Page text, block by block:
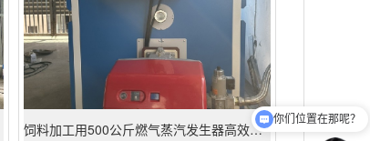
饲料加工用500公斤燃气蒸汽发生器高效应用
可以介绍下你们的产品么？